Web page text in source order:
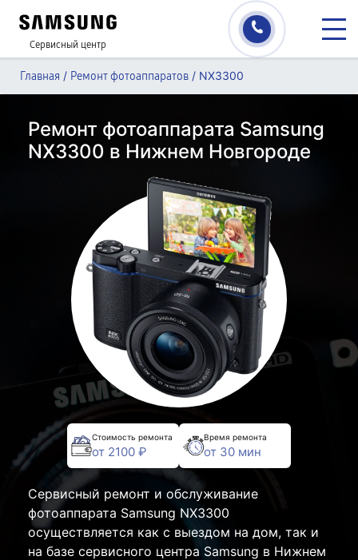
Сервисный центр
Главная / Ремонт фотоаппаратов / NX3300
Ремонт фотоаппарата Samsung
NX3300 в Нижнем Новгороде
Стоимость ремонта
от 2100 ₽
Время ремонта
от 30 мин
Сервисный ремонт и обслуживание
фотоаппарата Samsung NX3300
осуществляется как с выездом на дом, так и
на базе сервисного центра Samsung в Нижнем